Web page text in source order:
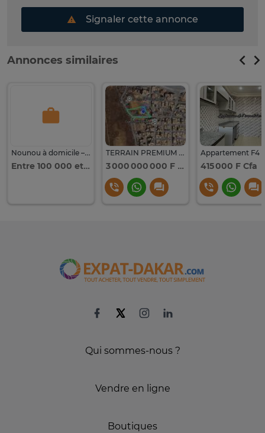
Signaler cette annonce
Annonces similaires
Nounou à domicile – Ouest Foire
Entre 100 000 et 200 000
TERRAIN PREMIUM À VENDRE – OUEST FOIRE
3 000 000 000 F Cfa 415 000 F Cfa
Qui sommes-nous ?
Vendre en ligne
Boutiques